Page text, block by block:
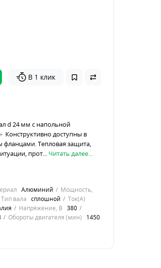
В 1 клик
d 24 мм с напольной
Конструктивно доступны в
фланцами. Тепловая защита,
прот... Читать далее...
Алюминий
Мощность,
Тип вала сплошной
Ток(А)
Напряжение, В 380
Обороты двигателя (мин) 1450